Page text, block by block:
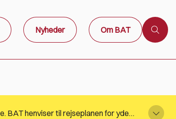
Nyheder Om BAT
På grund af Denim Cop 22-08-2026 vil der være ruteomlægninger, omkring Snorrebakken i Rønne, Knudsker og Vestermarie. BAT henviser til rejseplanen for yderligere information.